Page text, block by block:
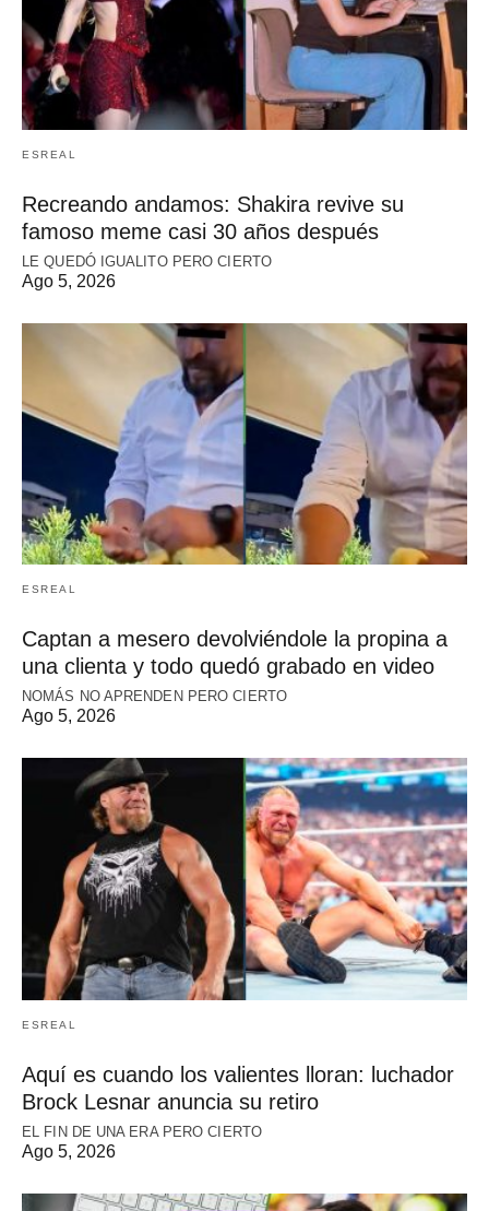
ESREAL
Recreando andamos: Shakira revive su
famoso meme casi 30 años después
LE QUEDÓ IGUALITO PERO CIERTO
Ago 5, 2026
ESREAL
Captan a mesero devolviéndole la propina a
una clienta y todo quedó grabado en video
NOMÁS NO APRENDEN PERO CIERTO
Ago 5, 2026
ESREAL
Aquí es cuando los valientes lloran: luchador
Brock Lesnar anuncia su retiro
EL FIN DE UNA ERA PERO CIERTO
Ago 5, 2026